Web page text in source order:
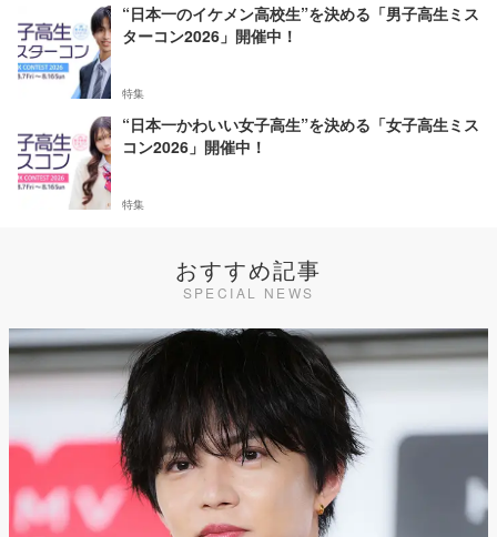
“日本一のイケメン高校生”を決める「男子高生ミス
ターコン2026」開催中！
特集
“日本一かわいい女子高生”を決める「女子高生ミス
コン2026」開催中！
特集
おすすめ記事
SPECIAL NEWS